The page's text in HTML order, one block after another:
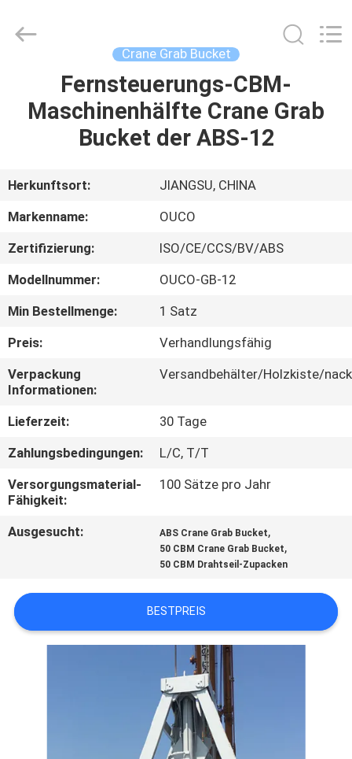
HAUSE
VIDEOS
VR-
SHOW
ÜBER
UNS
WERKSBESICHTIGUNG
QUALITÄTSKONTROLLE
NEUIGKEITEN
RECHTSSACHEN
CONTACT
DATENSCHUTZRICHTLINIE
GROUP
Crane Grab Bucket
Fernsteuerungs-CBM-
Maschinenhälfte Crane Grab
Bucket der ABS-12
Herkunftsort:
JIANGSU, CHINA
Markenname:
OUCO
Zertifizierung:
ISO/CE/CCS/BV/ABS
Modellnummer:
OUCO-GB-12
Min Bestellmenge:
1 Satz
Preis:
Verhandlungsfähig
Verpackung
Informationen:
Versandbehälter/Holzkiste/
Lieferzeit:
30 Tage
Zahlungsbedingungen:
L/C, T/T
Versorgungsmaterial-
Fähigkeit:
100 Sätze pro Jahr
Ausgesucht: ABS Crane Grab Bucket,
50 CBM Crane Grab Bucket,
50 CBM Drahtseil-Zupacken
BESTPREIS